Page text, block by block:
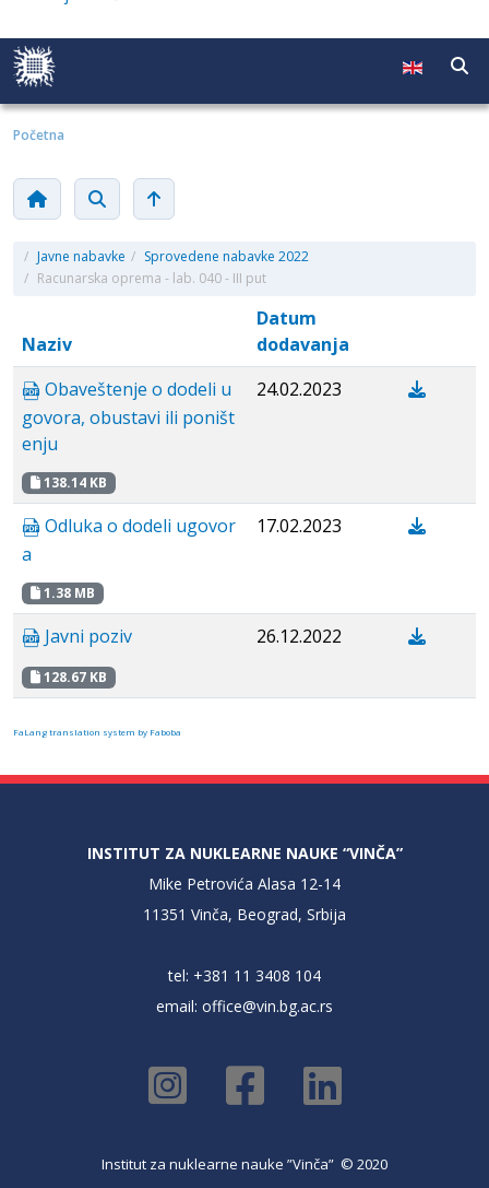
Početna
/ Javne nabavke / Sprovedene nabavke 2022
/ Racunarska oprema - lab. 040 - III put
Naziv
Datum
dodavanja
Obaveštenje o dodeli u
govora, obustavi ili poništ
enju
138.14 KB
24.02.2023
Odluka o dodeli ugovor
a
1.38 MB
17.02.2023
Javni poziv
128.67 KB
26.12.2022
FaLang translation system by Faboba
INSTITUT ZA NUKLEARNE NAUKE “VINČA”
Mike Petrovića Alasa 12-14
11351 Vinča, Beograd, Srbija
tel: +381 11 3408 104
email: office@vin.bg.ac.rs
Institut za nuklearne nauke ”Vinča” © 2020